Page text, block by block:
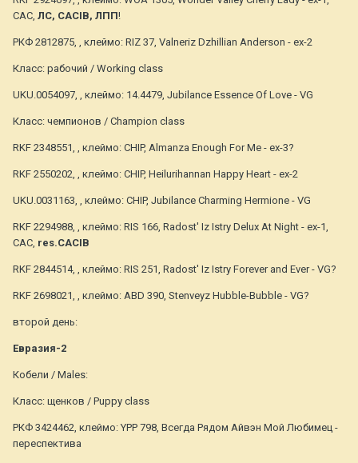
CAC, ЛС, CACIB, ЛПП!
РКФ 2812875, , клеймо: RIZ 37, Valneriz Dzhillian Anderson - ex-2
Класс: рабочий / Working class
UKU.0054097, , клеймо: 14.4479, Jubilance Essence Of Love - VG
Класс: чемпионов / Champion class
RKF 2348551, , клеймо: CHIP, Almanza Enough For Me - ex-3?
RKF 2550202, , клеймо: CHIP, Heilurihannan Happy Heart - ex-2
UKU.0031163, , клеймо: CHIP, Jubilance Charming Hermione - VG
RKF 2294988, , клеймо: RIS 166, Radost' Iz Istry Delux At Night - ex-1,
CAC, res.CACIB
RKF 2844514, , клеймо: RIS 251, Radost' Iz Istry Forever and Ever - VG?
RKF 2698021, , клеймо: ABD 390, Stenveyz Hubble-Bubble - VG?
второй день:
Евразия-2
Кобели / Males:
Класс: щенков / Puppy class
РКФ 3424462, клеймо: YPP 798, Всегда Рядом Айвэн Мой Любимец -
переспектива